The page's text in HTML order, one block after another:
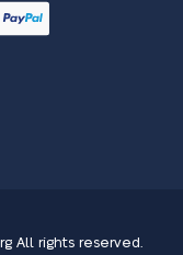
All rights reserved.